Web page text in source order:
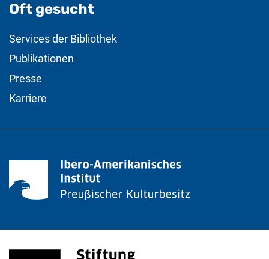
Oft gesucht
Services der Bibliothek
Publikationen
Presse
Karriere
Stiftung Preußischer Kulturbesitz
(externer Link, öffnet neues Fenster)